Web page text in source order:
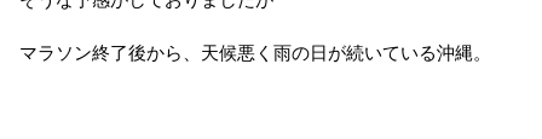
マラソン終了後から、天候悪く雨の日が続いている沖縄。